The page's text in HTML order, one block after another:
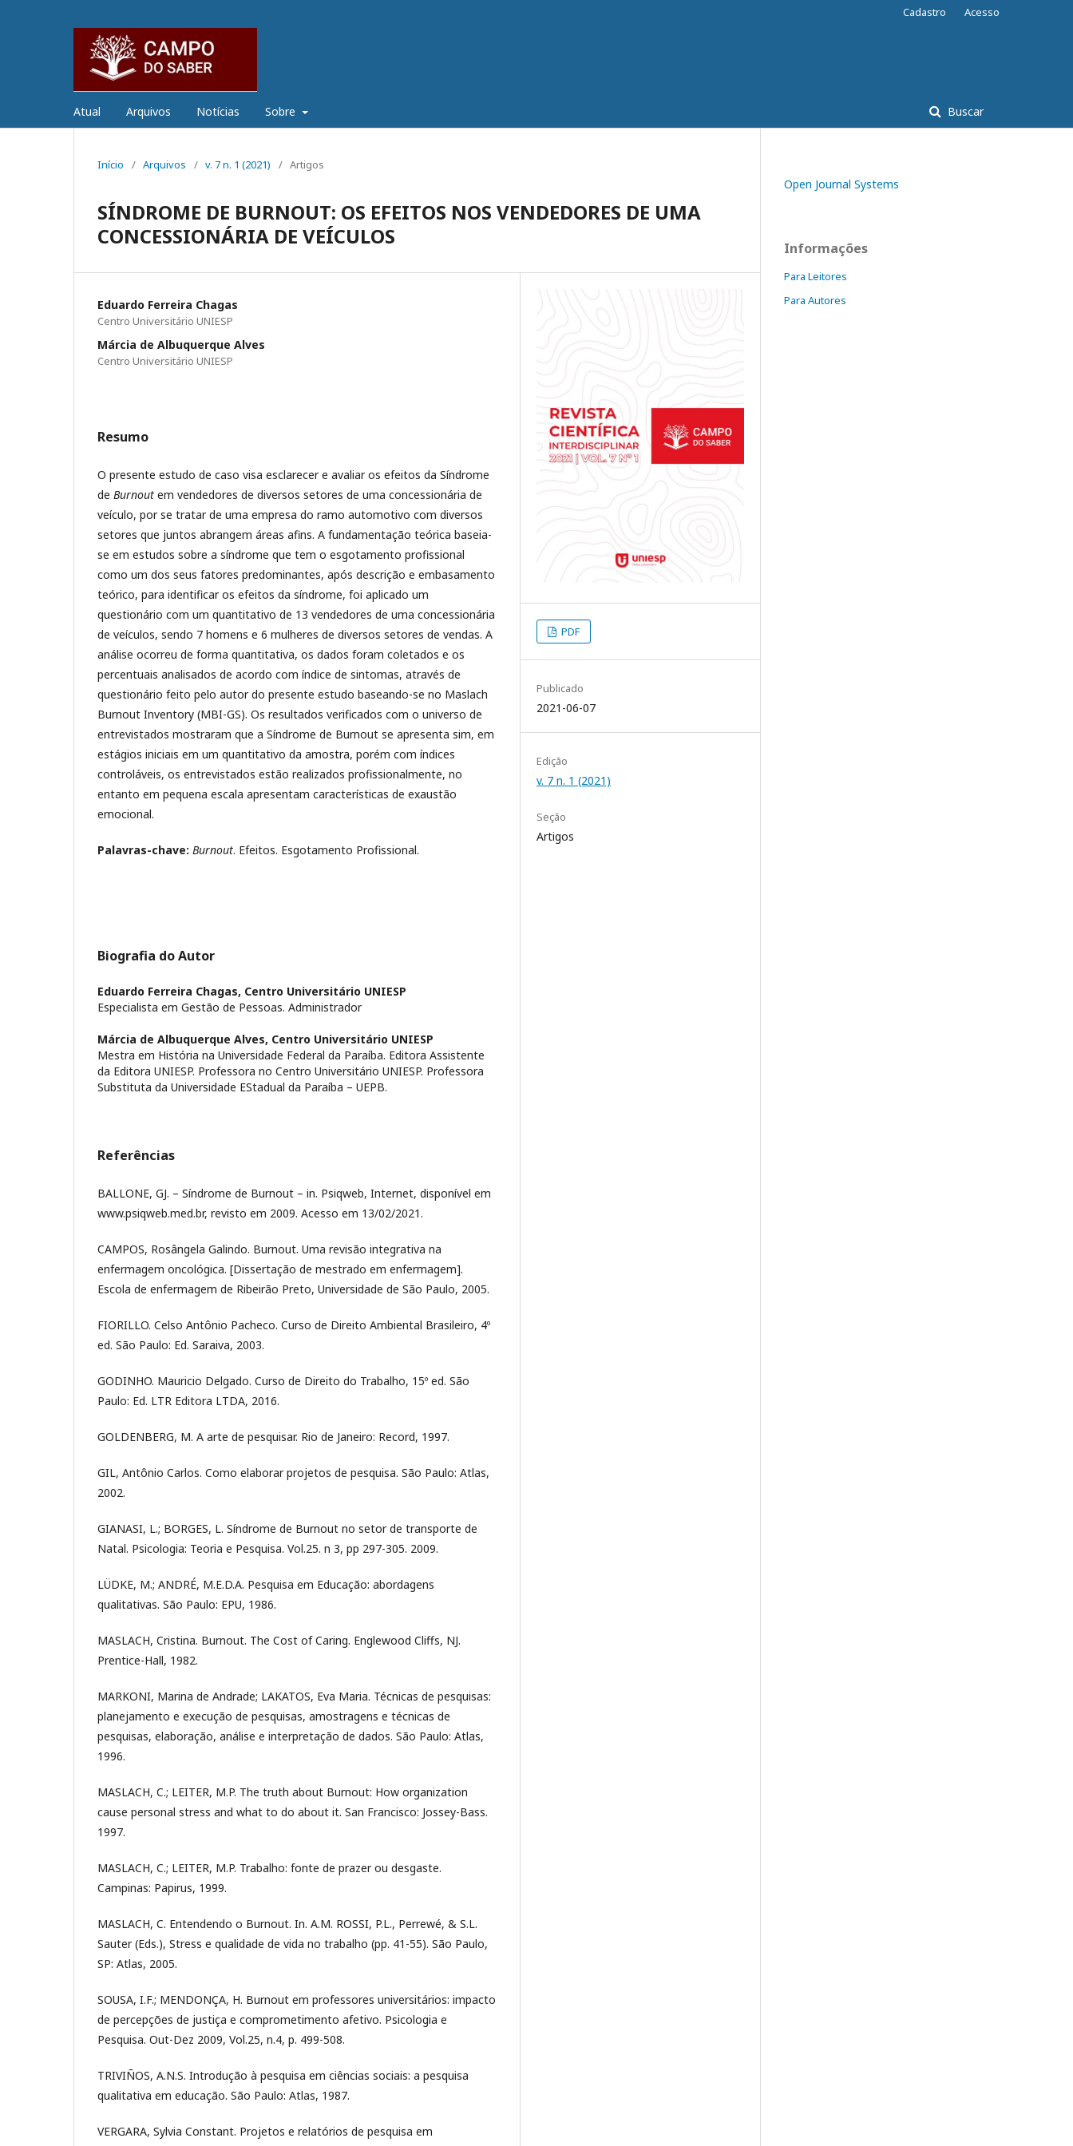
Atual Arquivos Notícias Sobre Buscar
Cadastro Acesso
Início / Arquivos / v. 7 n. 1 (2021) / Artigos
SÍNDROME DE BURNOUT: OS EFEITOS NOS VENDEDORES DE UMA
CONCESSIONÁRIA DE VEÍCULOS
Eduardo Ferreira Chagas
Centro Universitário UNIESP
Márcia de Albuquerque Alves
Centro Universitário UNIESP
Resumo
O presente estudo de caso visa esclarecer e avaliar os efeitos da Síndrome
de Burnout em vendedores de diversos setores de uma concessionária de
veículo, por se tratar de uma empresa do ramo automotivo com diversos
setores que juntos abrangem áreas afins. A fundamentação teórica baseia-
se em estudos sobre a síndrome que tem o esgotamento profissional
como um dos seus fatores predominantes, após descrição e embasamento
teórico, para identificar os efeitos da síndrome, foi aplicado um
questionário com um quantitativo de 13 vendedores de uma concessionária
de veículos, sendo 7 homens e 6 mulheres de diversos setores de vendas. A
análise ocorreu de forma quantitativa, os dados foram coletados e os
percentuais analisados de acordo com índice de sintomas, através de
questionário feito pelo autor do presente estudo baseando-se no Maslach
Burnout Inventory (MBI-GS). Os resultados verificados com o universo de
entrevistados mostraram que a Síndrome de Burnout se apresenta sim, em
estágios iniciais em um quantitativo da amostra, porém com índices
controláveis, os entrevistados estão realizados profissionalmente, no
entanto em pequena escala apresentam características de exaustão
emocional.
Palavras-chave: Burnout. Efeitos. Esgotamento Profissional.
Biografia do Autor
Eduardo Ferreira Chagas, Centro Universitário UNIESP
Especialista em Gestão de Pessoas. Administrador
Márcia de Albuquerque Alves, Centro Universitário UNIESP
Mestra em História na Universidade Federal da Paraíba. Editora Assistente
da Editora UNIESP. Professora no Centro Universitário UNIESP. Professora
Substituta da Universidade EStadual da Paraíba – UEPB.
Referências
BALLONE, GJ. – Síndrome de Burnout – in. Psiqweb, Internet, disponível em
www.psiqweb.med.br, revisto em 2009. Acesso em 13/02/2021.
CAMPOS, Rosângela Galindo. Burnout. Uma revisão integrativa na
enfermagem oncológica. [Dissertação de mestrado em enfermagem].
Escola de enfermagem de Ribeirão Preto, Universidade de São Paulo, 2005.
FIORILLO. Celso Antônio Pacheco. Curso de Direito Ambiental Brasileiro, 4º
ed. São Paulo: Ed. Saraiva, 2003.
GODINHO. Mauricio Delgado. Curso de Direito do Trabalho, 15º ed. São
Paulo: Ed. LTR Editora LTDA, 2016.
GOLDENBERG, M. A arte de pesquisar. Rio de Janeiro: Record, 1997.
GIL, Antônio Carlos. Como elaborar projetos de pesquisa. São Paulo: Atlas,
2002.
GIANASI, L.; BORGES, L. Síndrome de Burnout no setor de transporte de
Natal. Psicologia: Teoria e Pesquisa. Vol.25. n 3, pp 297-305. 2009.
LÜDKE, M.; ANDRÉ, M.E.D.A. Pesquisa em Educação: abordagens
qualitativas. São Paulo: EPU, 1986.
MASLACH, Cristina. Burnout. The Cost of Caring. Englewood Cliffs, NJ.
Prentice-Hall, 1982.
MARKONI, Marina de Andrade; LAKATOS, Eva Maria. Técnicas de pesquisas:
planejamento e execução de pesquisas, amostragens e técnicas de
pesquisas, elaboração, análise e interpretação de dados. São Paulo: Atlas,
1996.
MASLACH, C.; LEITER, M.P. The truth about Burnout: How organization
cause personal stress and what to do about it. San Francisco: Jossey-Bass.
1997.
MASLACH, C.; LEITER, M.P. Trabalho: fonte de prazer ou desgaste.
Campinas: Papirus, 1999.
MASLACH, C. Entendendo o Burnout. In. A.M. ROSSI, P.L., Perrewé, & S.L.
Sauter (Eds.), Stress e qualidade de vida no trabalho (pp. 41-55). São Paulo,
SP: Atlas, 2005.
SOUSA, I.F.; MENDONÇA, H. Burnout em professores universitários: impacto
de percepções de justiça e comprometimento afetivo. Psicologia e
Pesquisa. Out-Dez 2009, Vol.25, n.4, p. 499-508.
TRIVIÑOS, A.N.S. Introdução à pesquisa em ciências sociais: a pesquisa
qualitativa em educação. São Paulo: Atlas, 1987.
VERGARA, Sylvia Constant. Projetos e relatórios de pesquisa em
PDF
Publicado
2021-06-07
Edição
v. 7 n. 1 (2021)
Seção
Artigos
Open Journal Systems
Informações
Para Leitores
Para Autores